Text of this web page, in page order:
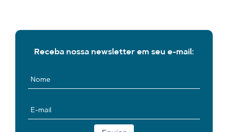
Receba nossa newsletter em seu e-mail: